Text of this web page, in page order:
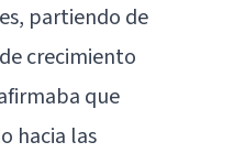
partiendo de
crecimiento
que
hacia las